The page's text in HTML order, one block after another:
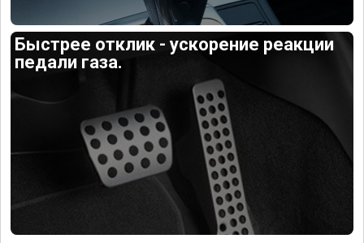
Быстрее отклик - ускорение реакции
педали газа.